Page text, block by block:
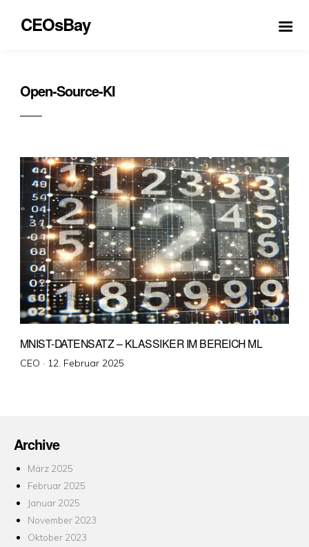
CEOsBay
Open-Source-KI
MNIST-DATENSATZ – KLASSIKER IM BEREICH ML
CEO · Veröffentlicht
12. Februar 2025
Archive
März 2025
Februar 2025
Januar 2025
November 2023
Oktober 2023